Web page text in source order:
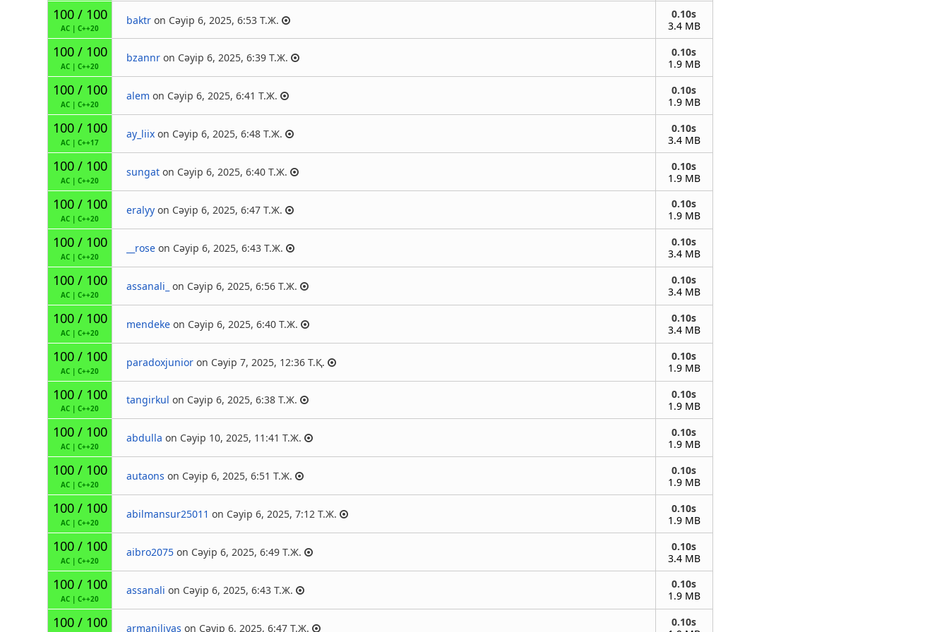
100 / 100
AC |C++20
baktr on Сәуір 6, 2025, 6:53 Т.Ж.
0.10s
3.4 MB
100 / 100
AC |C++20
bzannr on Сәуір 6, 2025, 6:39 Т.Ж.
0.10s
1.9 MB
100 / 100
AC |C++20
alem on Сәуір 6, 2025, 6:41 Т.Ж.
0.10s
1.9 MB
100 / 100
AC |C++17
ay_liix on Сәуір 6, 2025, 6:48 Т.Ж.
0.10s
3.4 MB
100 / 100
AC |C++20
sungat on Сәуір 6, 2025, 6:40 Т.Ж.
0.10s
1.9 MB
100 / 100
AC |C++20
eralyy on Сәуір 6, 2025, 6:47 Т.Ж.
0.10s
1.9 MB
100 / 100
AC |C++20
__rose on Сәуір 6, 2025, 6:43 Т.Ж.
0.10s
3.4 MB
100 / 100
AC |C++20
assanali_ on Сәуір 6, 2025, 6:56 Т.Ж.
0.10s
3.4 MB
100 / 100
AC |C++20
mendeke on Сәуір 6, 2025, 6:40 Т.Ж.
0.10s
3.4 MB
100 / 100
AC |C++20
paradoxjunior on Сәуір 7, 2025, 12:36 Т.Қ.
0.10s
1.9 MB
100 / 100
AC |C++20
tangirkul on Сәуір 6, 2025, 6:38 Т.Ж.
0.10s
1.9 MB
100 / 100
AC |C++20
abdulla on Сәуір 10, 2025, 11:41 Т.Ж.
0.10s
1.9 MB
100 / 100
AC |C++20
autaons on Сәуір 6, 2025, 6:51 Т.Ж.
0.10s
1.9 MB
100 / 100
AC |C++20
abilmansur25011 on Сәуір 6, 2025, 7:12 Т.Ж.
0.10s
1.9 MB
100 / 100
AC |C++20
aibro2075 on Сәуір 6, 2025, 6:49 Т.Ж.
0.10s
3.4 MB
100 / 100
AC |C++20
assanali on Сәуір 6, 2025, 6:43 Т.Ж.
0.10s
1.9 MB
100 / 100 armaniliyas on Сәуір 6, 2025, 6:47 Т.Ж.
0.10s